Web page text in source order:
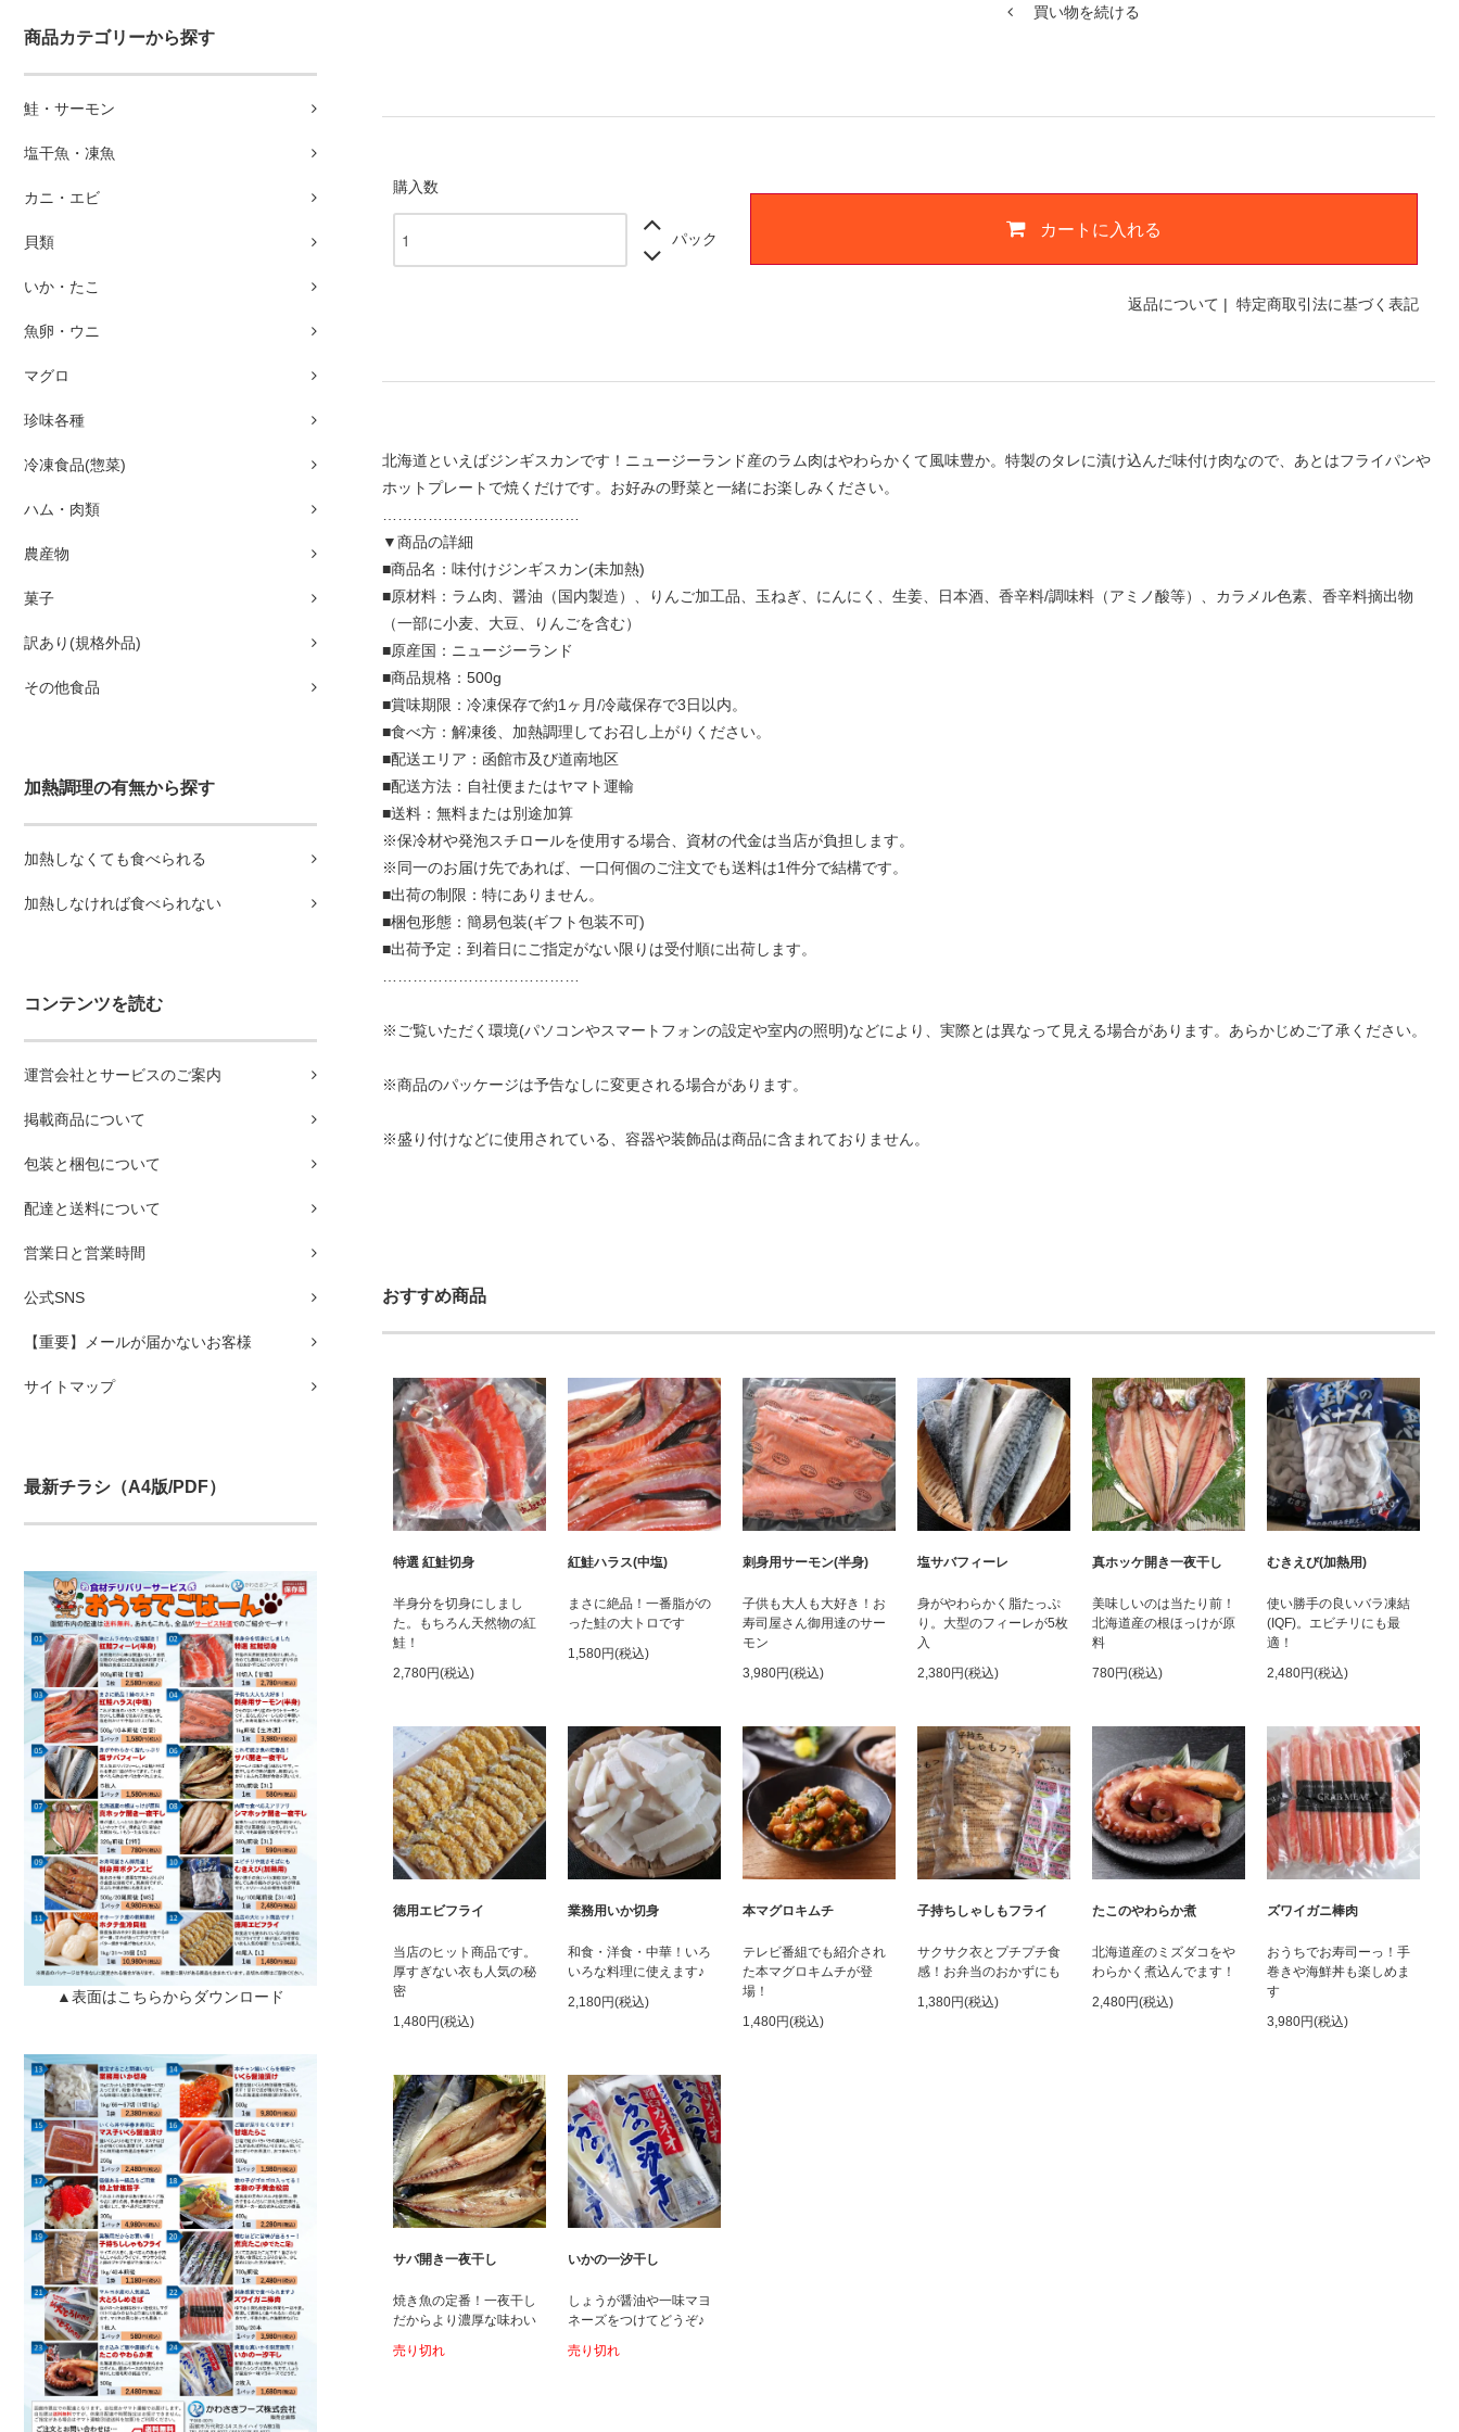
商品カテゴリーから探す
鮭・サーモン
塩干魚・凍魚
カニ・エビ
貝類
いか・たこ
魚卵・ウニ
マグロ
珍味各種
冷凍食品(惣菜)
ハム・肉類
農産物
菓子
訳あり(規格外品)
その他食品
加熱調理の有無から探す
加熱しなくても食べられる
加熱しなければ食べられない
コンテンツを読む
運営会社とサービスのご案内
掲載商品について
包装と梱包について
配達と送料について
営業日と営業時間
公式SNS
【重要】メールが届かないお客様
サイトマップ
最新チラシ（A4版/PDF）
▲表面はこちらからダウンロード
買い物を続ける
購入数
パック カートに入れる
返品について | 特定商取引法に基づく表記
北海道といえばジンギスカンです！ニュージーランド産のラム肉はやわらかくて風味豊か。特製のタレに漬け込んだ味付け肉なので、あとはフライパンや
ホットプレートで焼くだけです。お好みの野菜と一緒にお楽しみください。
▼商品の詳細
■商品名：味付けジンギスカン(未加熱)
■原材料：ラム肉、醤油（国内製造）、りんご加工品、玉ねぎ、にんにく、生姜、日本酒、香辛料/調味料（アミノ酸等）、カラメル色素、香辛料摘出物
（一部に小麦、大豆、りんごを含む）
■原産国：ニュージーランド
■商品規格：500g
■賞味期限：冷凍保存で約1ヶ月/冷蔵保存で3日以内。
■食べ方：解凍後、加熱調理してお召し上がりください。
■配送エリア：函館市及び道南地区
■配送方法：自社便またはヤマト運輸
■送料：無料または別途加算
※保冷材や発泡スチロールを使用する場合、資材の代金は当店が負担します。
※同一のお届け先であれば、一口何個のご注文でも送料は1件分で結構です。
■出荷の制限：特にありません。
■梱包形態：簡易包装(ギフト包装不可)
■出荷予定：到着日にご指定がない限りは受付順に出荷します。
※ご覧いただく環境(パソコンやスマートフォンの設定や室内の照明)などにより、実際とは異なって見える場合があります。あらかじめご了承ください。
※商品のパッケージは予告なしに変更される場合があります。
※盛り付けなどに使用されている、容器や装飾品は商品に含まれておりません。
おすすめ商品
特選 紅鮭切身
半身分を切身にしまし
た。もちろん天然物の紅
鮭！
2,780円(税込)
紅鮭ハラス(中塩)
まさに絶品！一番脂がの
った鮭の大トロです
1,580円(税込)
刺身用サーモン(半身)
子供も大人も大好き！お
寿司屋さん御用達のサー
モン
3,980円(税込)
塩サバフィーレ
身がやわらかく脂たっぷ
り。大型のフィーレが5枚
入
2,380円(税込)
真ホッケ開き一夜干し
美味しいのは当たり前！
北海道産の根ほっけが原
料
780円(税込)
むきえび(加熱用)
使い勝手の良いバラ凍結
(IQF)。エビチリにも最
適！
2,480円(税込)
徳用エビフライ
当店のヒット商品です。
厚すぎない衣も人気の秘
密
1,480円(税込)
業務用いか切身
和食・洋食・中華！いろ
いろな料理に使えます♪
2,180円(税込)
本マグロキムチ
テレビ番組でも紹介され
た本マグロキムチが登
場！
1,480円(税込)
子持ちしゃしもフライ
サクサク衣とプチプチ食
感！お弁当のおかずにも
1,380円(税込)
たこのやわらか煮
北海道産のミズダコをや
わらかく煮込んでます！
2,480円(税込)
ズワイガニ棒肉
おうちでお寿司ーっ！手
巻きや海鮮丼も楽しめま
す
3,980円(税込)
サバ開き一夜干し
焼き魚の定番！一夜干し
だからより濃厚な味わい
売り切れ
いかの一汐干し
しょうが醤油や一味マヨ
ネーズをつけてどうぞ♪
売り切れ